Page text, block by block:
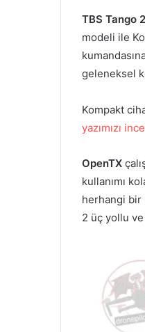
TBS Tango
modeli ile
geleneksel
Kompakt
yazımızı
OpenTX
kullanımı
herhangi bir
2 üç yollu